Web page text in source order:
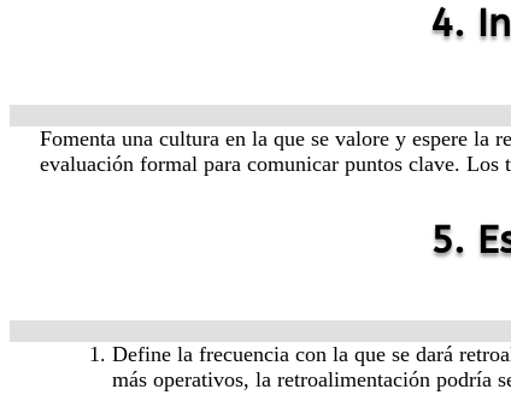
4.
Fomenta una cultura en la que se valore y espere la
evaluación formal para comunicar puntos clave. Los
5.
Define la frecuencia con la que se dará
más operativos, la retroalimentación podría